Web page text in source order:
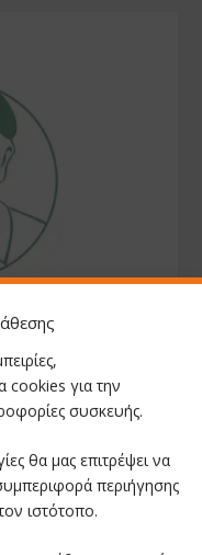
cookies για την
συσκευής.
θα μας επιτρέψει να
περιήγησης
ιστότοπο.